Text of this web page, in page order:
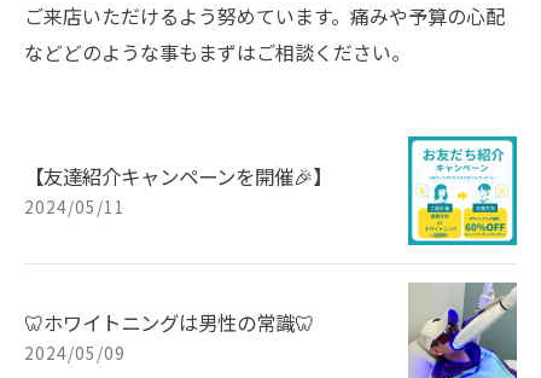
ご来店いただけるよう努めています。痛みや予算の心配
などどのような事もまずはご相談ください。
【友達紹介キャンペーンを開催🎉】
2024/05/11
🦷ホワイトニングは男性の常識🦷
2024/05/09